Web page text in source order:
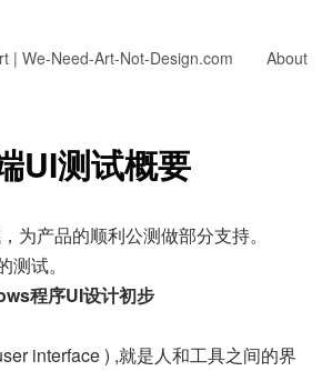
| We-Need-Art-Not-Design.com About
UI测试概要
为产品的顺利公测做部分支持。
试。
程序UI设计初步
interface ) ,就是人和工具之间的界